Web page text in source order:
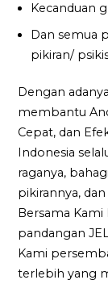
Kecanduan
Dan semua
pikiran/
Dengan
membantu
Cepat, dan
Indonesia
raganya,
pikirannya,
Bersama Kami
pandangan
Kami
terlebih yang